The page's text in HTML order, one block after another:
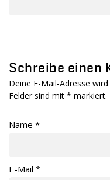
Schreibe einen
Deine E-Mail-Adresse
Felder sind mit * markiert.
Name *
E-Mail *